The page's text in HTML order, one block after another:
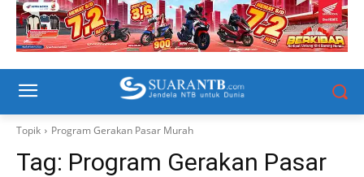
Topik Program Gerakan Pasar Murah
Tag: Program Gerakan Pasar